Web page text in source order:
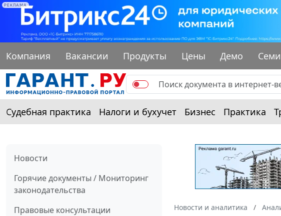
РЕКЛАМА
Компания Вакансии Продукты Цены Демо
Судебная практика Налоги и бухучет Бизнес Практика
Новости
Горячие документы / Мониторинг
законодательства
Правовые консультации
Новости и аналитика